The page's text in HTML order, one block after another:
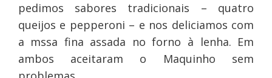
pedimos sabores tradicionais – quatro
queijos e pepperoni – e nos deliciamos com
a mssa fina assada no forno à lenha. Em
ambos aceitaram o Maquinho sem